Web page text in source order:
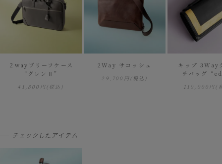
２wayブリーフケース
“グレンⅡ”
41,800円(税込)
2Way サコッシュ
29,700円(税込)
キップ 3Way
チバッグ
110,000円(
チェックしたアイテム